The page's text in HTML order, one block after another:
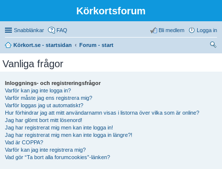
Körkortsforum
Snabblänkar FAQ Logga in
Bli medlem
Körkort.se - startsidan
Forum - start
Vanliga frågor
Inloggnings- och registreringsfrågor
Varför kan jag inte logga in?
Varför måste jag ens registrera mig?
Varför loggas jag ut automatiskt?
Hur förhindrar jag att mitt användarnamn visas i listorna över vilka som är online?
Jag har glömt bort mitt lösenord!
Jag har registrerat mig men kan inte logga in!
Jag har registrerat mig men kan inte logga in längre?!
Vad är COPPA?
Varför kan jag inte registrera mig?
Vad gör “Ta bort alla forumcookies”-länken?